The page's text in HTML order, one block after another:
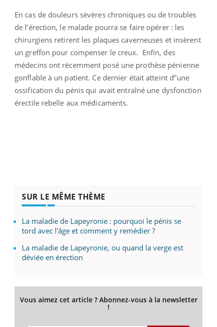
En cas de douleurs sévères chroniques ou de troubles
de l’érection, le malade pourra se faire opérer : les
chirurgiens retirent les plaques caverneuses et insèrent
un greffon pour compenser le creux. Enfin, des
médecins ont récemment posé une prothèse pénienne
gonflable à un patient. Ce dernier était atteint d’’une
ossification du pénis qui avait entraîné une dysfonction
érectile rebelle aux médicaments.
SUR LE MÊME THÈME
La maladie de Lapeyronie : pourquoi le pénis se
tord avec l'âge et comment y remédier ?
La maladie de Lapeyronie, ou quand la verge est
déviée en érection
Vous aimez cet article ? Abonnez-vous à la newsletter
!